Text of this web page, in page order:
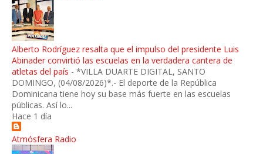
Alberto Rodríguez resalta que el impulso del presidente Luis
Abinader convirtió las escuelas en la verdadera cantera de
atletas del país - *VILLA DUARTE DIGITAL, SANTO
DOMINGO, (04/08/2026)*.- El deporte de la República
Dominicana tiene hoy su base más fuerte en las escuelas
públicas. Así lo...
Hace 1 día
Atmósfera Radio